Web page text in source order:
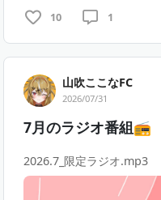
🪪 デジタル会員証
📷 壁紙（月１）
📖 日記投稿（月１）
📻 撮りおろしラジオ番組
💌 直筆チェキ風デジタル
🐾 未公開コンテンツ（不
🎁継続特典限定グッズ（
🥥直筆お名前入り会員カ
💬 1対1 おしゃべり会 5
10 1
山吹ここなFC
2026/07/31
7月のラジオ番組📻
2026.7_限定ラジオ.mp3